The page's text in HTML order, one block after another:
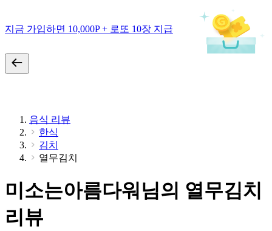
지금 가입하면 10,000P + 로또 10장 지급
음식 리뷰
한식
김치
열무김치
미소는아름다워님의 열무김치
리뷰